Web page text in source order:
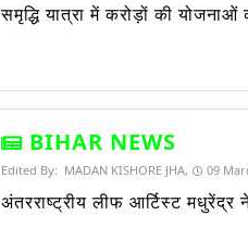
समृद्धि यात्रा में करोड़ों की
BIHAR NEWS
Edited By: MADAN KISHORE JHA, 09
अंतरराष्ट्रीय लीफ आर्टिस्ट मधुरेंद्र